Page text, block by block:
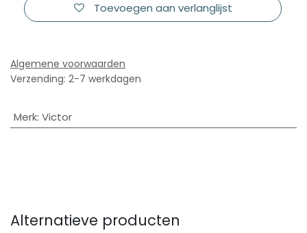
Toevoegen aan verlanglijst
Algemene voorwaarden
Verzending: 2-7 werkdagen
Merk: Victor
Alternatieve producten